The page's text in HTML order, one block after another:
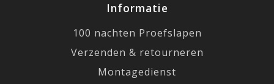
Informatie
100 nachten Proefslapen
Verzenden & retourneren
Montagedienst